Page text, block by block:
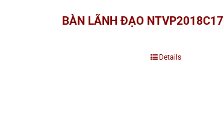
BÀN LÃNH ĐẠO NTVP2018C17
Details